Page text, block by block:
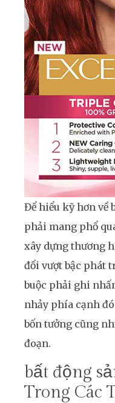
Để hiểu kỹ hơn về
phải mang phổ
xây dựng thương
đổi vượt bậc phát
buộc phải ghi
nhảy phía cạnh
bốn tưởng cũng
đoạn.
bất động
Trong Các